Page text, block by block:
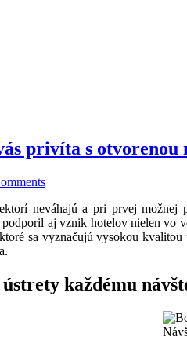
privíta s otvorenou
neváhajú a pri prvej
aj vznik hotelov nielen
sa vyznačujú vysokou
každému